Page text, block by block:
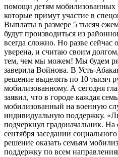
помощи детям мобилизованных
которые примут участие в
Выплаты в размере 5 тысяч
будут производиться из
всегда сложно. Но разве сейчас
уверена, и считаю своим
тем, чем мы можем! Мы будем
заверила Войнова. В Усть-
решение выделять по 10 тысяч
мобилизованному. А сегодня
заявил, что в городе каждая
мобилизованный на военную
индивидуальную поддержку.
подчеркнул градоначальник. На
сентября заседании
решение оказать семьям
поддержку по всем